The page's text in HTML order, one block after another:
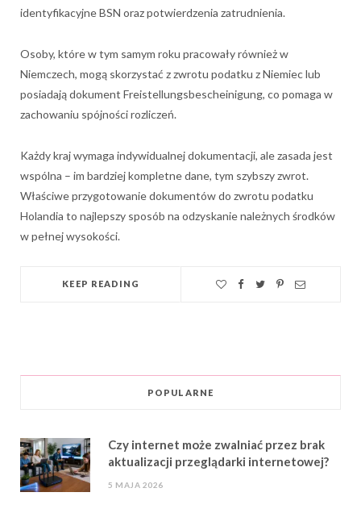
identyfikacyjne BSN oraz potwierdzenia zatrudnienia.
Osoby, które w tym samym roku pracowały również w
Niemczech, mogą skorzystać z zwrotu podatku z Niemiec lub
posiadają dokument Freistellungsbescheinigung, co pomaga w
zachowaniu spójności rozliczeń.
Każdy kraj wymaga indywidualnej dokumentacji, ale zasada jest
wspólna – im bardziej kompletne dane, tym szybszy zwrot.
Właściwe przygotowanie dokumentów do zwrotu podatku
Holandia to najlepszy sposób na odzyskanie należnych środków
w pełnej wysokości.
KEEP READING
POPULARNE
Czy internet może zwalniać przez brak
aktualizacji przeglądarki internetowej?
5 MAJA 2026